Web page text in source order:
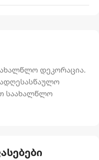
დეკორაცია.
საახალწლო